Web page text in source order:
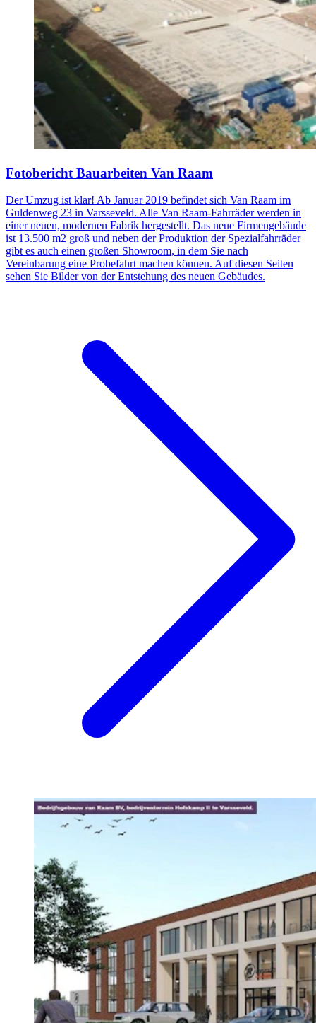
Fotobericht Bauarbeiten Van Raam
Der Umzug ist klar! Ab Januar 2019 befindet sich Van Raam im
Guldenweg 23 in Varsseveld. Alle Van Raam-Fahrräder werden in
einer neuen, modernen Fabrik hergestellt. Das neue Firmengebäude
ist 13.500 m2 groß und neben der Produktion der Spezialfahrräder
gibt es auch einen großen Showroom, in dem Sie nach
Vereinbarung eine Probefahrt machen können. Auf diesen Seiten
sehen Sie Bilder von der Entstehung des neuen Gebäudes.